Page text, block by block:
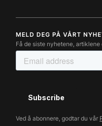
MELD DEG PÅ VÅRT
Få de siste nyhetene,
Ved å abonnere, godtar du vår